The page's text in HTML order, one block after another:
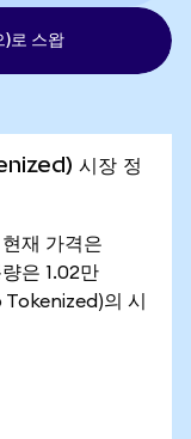
로 스왑
시장 정
재 가격은
은 1.02만
의 시